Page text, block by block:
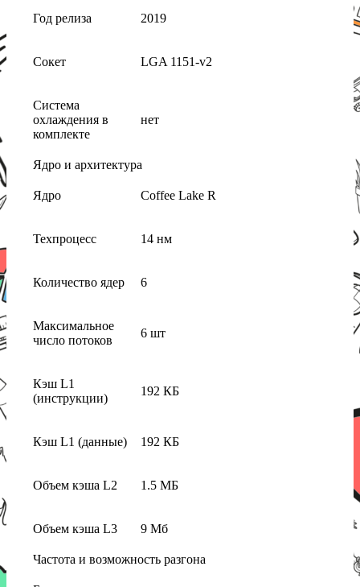
Год релиза 2019
Сокет LGA 1151-v2
Система
охлаждения в
комплекте
нет
Ядро и архитектура
Ядро Coffee Lake R
Техпроцесс 14 нм
Количество ядер 6
Максимальное
число потоков
6 шт
Кэш L1
(инструкции)
192 КБ
Кэш L1 (данные) 192 КБ
Объем кэша L2 1.5 МБ
Объем кэша L3 9 Мб
Частота и возможность разгона